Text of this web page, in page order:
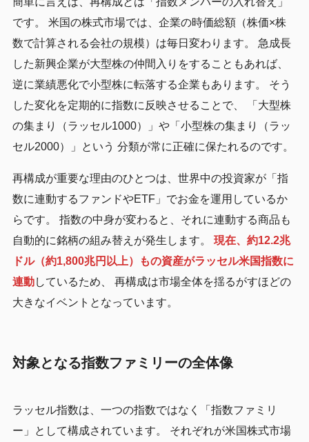
です。 米国の株式市場では、企業の時価総額（株価×株
数で計算される会社の規模）は毎日変わります。 急成長
した新興企業が大型株の仲間入りをすることもあれば、
逆に業績悪化で小型株に転落する企業もあります。 そう
した変化を定期的に指数に反映させることで、 「大型株
の集まり（ラッセル1000）」や「小型株の集まり（ラッ
セル2000）」という 分類が常に正確に保たれるのです。
再構成が重要な理由のひとつは、世界中の投資家が「指
数に連動するファンドやETF」でお金を運用しているか
らです。 指数の中身が変わると、それに連動する商品も
自動的に銘柄の組み替えが発生します。 現在、約12.2兆
ドル（約1,800兆円以上）もの資産がラッセル米国指数に
連動しているため、 再構成は市場全体を揺るがすほどの
大きなイベントとなっています。
対象となる指数ファミリーの全体像
ラッセル指数は、一つの指数ではなく「指数ファミリ
ー」として構成されています。 それぞれが米国株式市場